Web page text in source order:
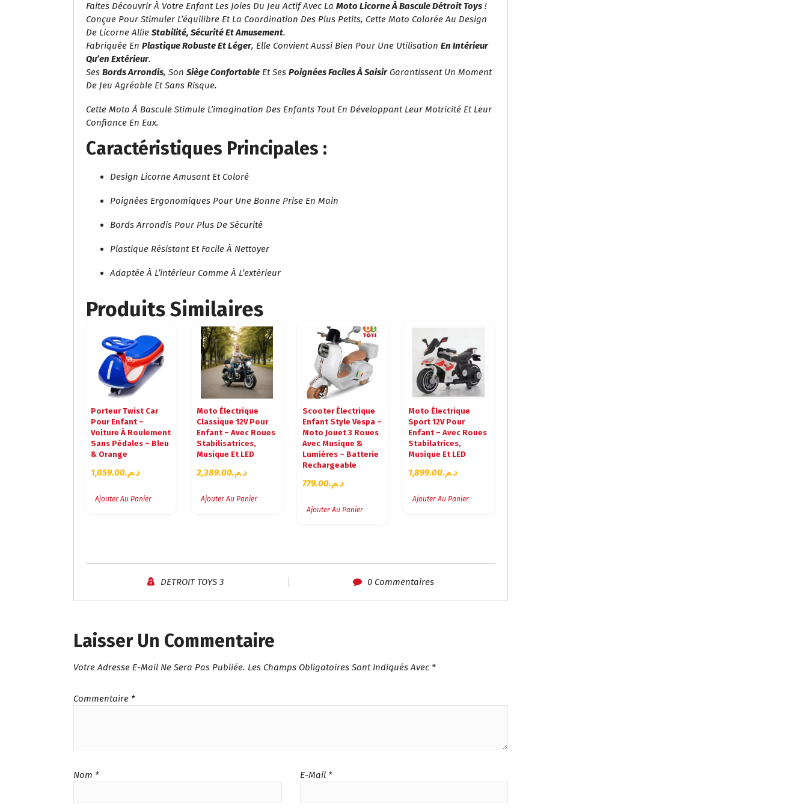
Faites Découvrir À Votre Enfant Les Joies Du Jeu Actif Avec La Moto Licorne À Bascule Détroit Toys !
Conçue Pour Stimuler L’équilibre Et La Coordination Des Plus Petits, Cette Moto Colorée Au Design
De Licorne Allie Stabilité, Sécurité Et Amusement.
Fabriquée En Plastique Robuste Et Léger, Elle Convient Aussi Bien Pour Une Utilisation En Intérieur
Qu’en Extérieur.
Ses Bords Arrondis, Son Siège Confortable Et Ses Poignées Faciles À SaisirGarantissent Un Moment
De Jeu Agréable Et Sans Risque.
Cette Moto À Bascule Stimule L’imagination Des Enfants Tout En Développant Leur Motricité Et Leur
Confiance En Eux.
Caractéristiques Principales :
Design Licorne Amusant Et Coloré
Poignées Ergonomiques Pour Une Bonne Prise En Main
Bords Arrondis Pour Plus De Sécurité
Plastique Résistant Et Facile À Nettoyer
Adaptée À L’intérieur Comme À L’extérieur
Produits Similaires
Porteur Twist Car
Pour Enfant –
Voiture À Roulement
Sans Pédales – Bleu
& Orange
د.م.1,059.00
Ajouter Au Panier
Moto Électrique
Classique 12V Pour
Enfant – Avec Roues
Stabilisatrices,
Musique Et LED
د.م.2,389.00
Ajouter Au Panier
Scooter Électrique
Enfant Style Vespa –
Moto Jouet 3 Roues
Avec Musique &
Lumières – Batterie
Rechargeable
د.م.779.00
Ajouter Au Panier
Moto Électrique
Sport 12V Pour
Enfant – Avec Roues
Stabilatrices,
Musique Et LED
د.م.1,899.00
Ajouter Au Panier
DETROIT TOYS 3 0 Commentaires
Laisser Un Commentaire
Votre Adresse E-Mail Ne Sera Pas Publiée. Les Champs Obligatoires Sont Indiqués Avec *
Commentaire *
Nom * E-Mail *